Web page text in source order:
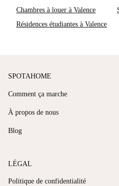
Chambres à louer à Valence
Résidences étudiantes à Valence
SPOTAHOME
Comment ça marche
À propos de nous
Blog
LÉGAL
Politique de confidentialité